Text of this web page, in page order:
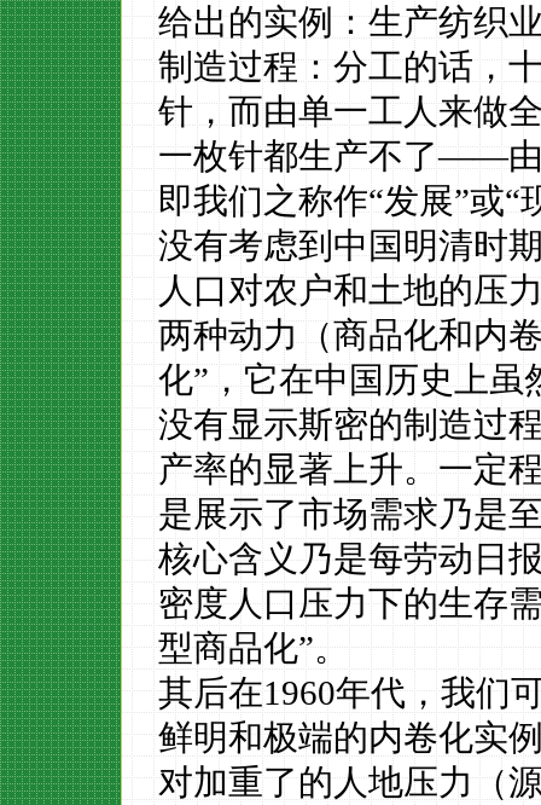
给出的实例：生产纺织
制造过程：分工的话，
针，而由单一工人来做
一枚针都生产不了——由
即我们之称作“发展”或“
没有考虑到中国明清时
人口对农户和土地的压
两种动力（商品化和内
化”，它在中国历史上
没有显示斯密的制造过
产率的显著上升。一定
是展示了市场需求乃是
核心含义乃是每劳动日
密度人口压力下的生存
型商品化”。
其后在1960年代，我们
鲜明和极端的内卷化实
对加重了的人地压力（